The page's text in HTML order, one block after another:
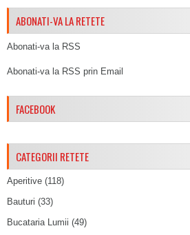
ABONATI-VA LA RETETE
Abonati-va la RSS
Abonati-va la RSS prin Email
FACEBOOK
CATEGORII RETETE
Aperitive (118)
Bauturi (33)
Bucataria Lumii (49)